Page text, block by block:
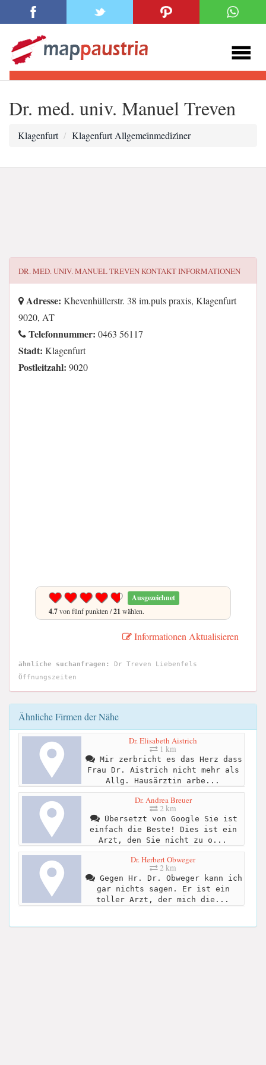
Dr. med. univ. Manuel Treven
Klagenfurt Klagenfurt Allgemei̇nmedi̇zi̇ner
DR. MED. UNIV. MANUEL TREVENKONTAKT INFORMATIONEN
Adresse: Khevenhüllerstr. 38 im.puls praxis, Klagenfurt
9020, AT
Telefonnummer: 0463 56117
Stadt: Klagenfurt
Postleitzahl: 9020
Ausgezeichnet
4.7von fünf punkten /21 wählen.
Informationen Aktualisieren
ähnliche suchanfragen:
Dr Treven Liebenfels
Öffnungszeiten
Ähnliche Firmen der Nähe
Dr. Elisabeth Aistrich
1 km
Mir zerbricht es das Herz dass
Frau Dr. Aistrich nicht mehr als
Allg. Hausärztin arbe...
Dr. Andrea Breuer
2 km
Übersetzt von Google Sie ist
einfach die Beste! Dies ist ein
Arzt, den Sie nicht zu o...
Dr. Herbert Obweger
2 km
Gegen Hr. Dr. Obweger kann ich
gar nichts sagen. Er ist ein
toller Arzt, der mich die...